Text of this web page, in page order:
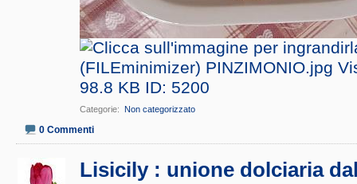
Categorie Non categorizzato
0 Commenti
Lisicily : unione dolciaria